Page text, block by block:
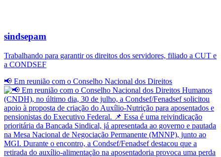
sindsepam
Trabalhando para garantir os direitos dos servidores, filiado a CUT e
a CONDSEF
📢 Em reunião com o Conselho Nacional dos Direitos